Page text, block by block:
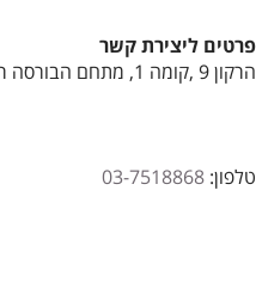
פרטים ליצירת קשר
הרקון 9 ,קומה 1, מתחם הבורסה רמת גן
טלפון: 03-7518868